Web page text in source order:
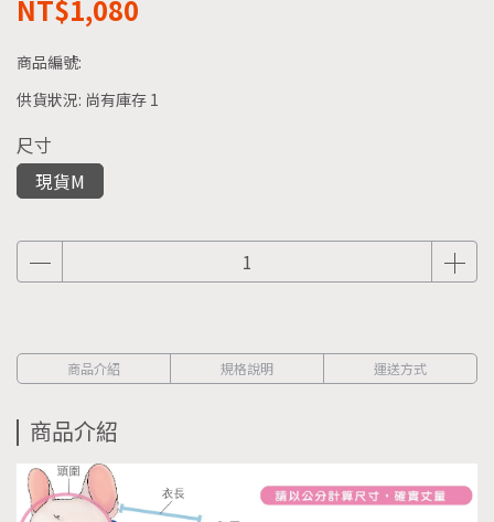
NT$1,080
商品編號:
供貨狀況: 尚有庫存 1
尺寸
現貨M
商品介紹 規格說明 運送方式
商品介紹